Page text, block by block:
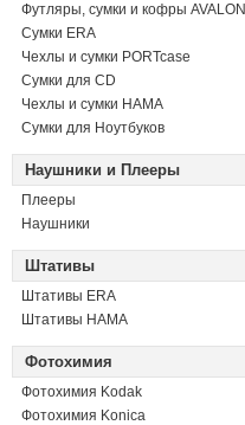
Футляры, сумки и кофры AVALON
Сумки ERA
Чехлы и сумки PORTcase
Сумки для CD
Чехлы и сумки HAMA
Сумки для Ноутбуков
Наушники и Плееры
Плееры
Наушники
Штативы
Штативы ERA
Штативы HAMA
Фотохимия
Фотохимия Kodak
Фотохимия Konica